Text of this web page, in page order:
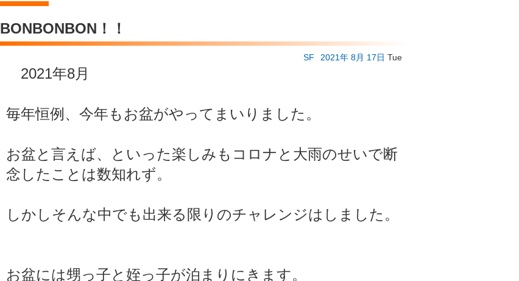
BONBONBON！！
2021年 8月 17日 Tue
SF
2021年8月
毎年恒例、今年もお盆がやってまいりました。
お盆と言えば、といった楽しみもコロナと大雨のせいで断
念したことは数知れず。
しかしそんな中でも出来る限りのチャレンジはしました。
お盆には甥っ子と姪っ子が泊まりにきます。